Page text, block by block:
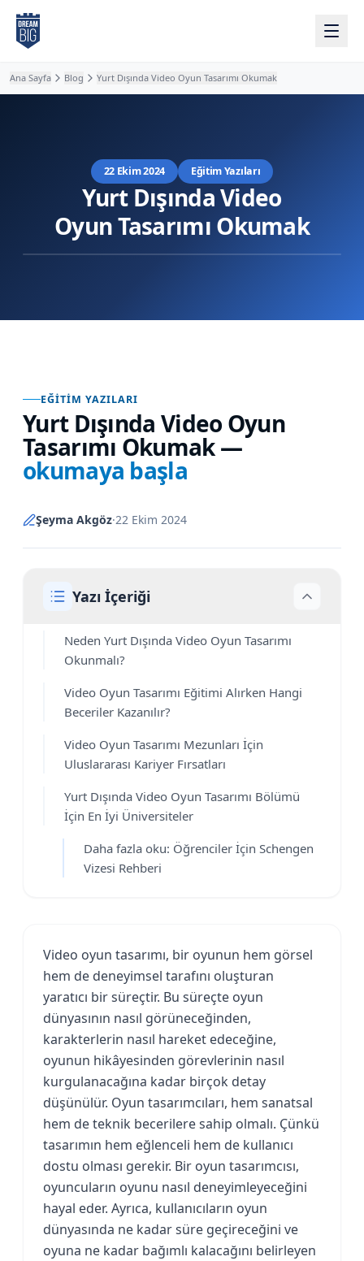
Ana içeriğe atla
Ana Sayfa Blog Yurt Dışında Video Oyun Tasarımı Okumak
22 Ekim 2024 Eğitim Yazıları
Yurt Dışında Video
Oyun Tasarımı Okumak
EĞITIM YAZILARI
Yurt Dışında Video Oyun
Tasarımı Okumak—
okumaya başla
Şeyma Akgöz·22 Ekim 2024
Yazı İçeriği
Neden Yurt Dışında Video Oyun Tasarımı
Okunmalı?
Video Oyun Tasarımı Eğitimi Alırken Hangi
Beceriler Kazanılır?
Video Oyun Tasarımı Mezunları İçin
Uluslararası Kariyer Fırsatları
Yurt Dışında Video Oyun Tasarımı Bölümü
İçin En İyi Üniversiteler
Daha fazla oku: Öğrenciler İçin Schengen
Vizesi Rehberi
Video oyun tasarımı, bir oyunun hem görsel
hem de deneyimsel tarafını oluşturan
yaratıcı bir süreçtir. Bu süreçte oyun
dünyasının nasıl görüneceğinden,
karakterlerin nasıl hareket edeceğine,
oyunun hikâyesinden görevlerinin nasıl
kurgulanacağına kadar birçok detay
düşünülür. Oyun tasarımcıları, hem sanatsal
hem de teknik becerilere sahip olmalı. Çünkü
tasarımın hem eğlenceli hem de kullanıcı
dostu olması gerekir. Bir oyun tasarımcısı,
oyuncuların oyunu nasıl deneyimleyeceğini
hayal eder. Ayrıca, kullanıcıların oyun
dünyasında ne kadar süre geçireceğini ve
oyuna ne kadar bağımlı kalacağını belirleyen